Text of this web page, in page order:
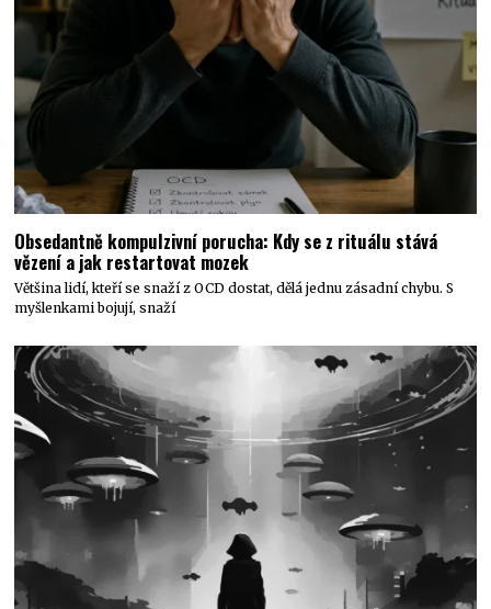
Obsedantně kompulzivní porucha: Kdy se z rituálu stává
vězení a jak restartovat mozek
Většina lidí, kteří se snaží z OCD dostat, dělá jednu zásadní chybu. S
myšlenkami bojují, snaží